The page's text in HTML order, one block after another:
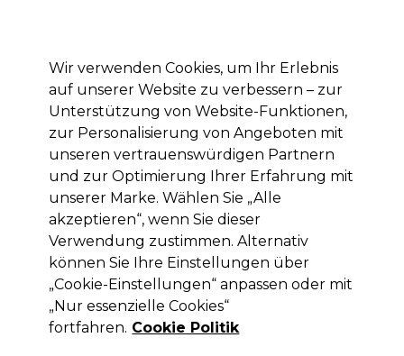
Anmelden
Marken Deals Haare Elektrogeräte Saloneinrichtung
Lieferung und Lieferzeiten
– mehr erfahren
Proxelli
Proxelli Professionnelles Glätteisen
Lana 1"
(1)
51,90 € 74,15 € ohne MwSt.(PROFI-PREIS)
61,76 €inkl. MwSt.)
Wir verwenden Cookies, um Ihr Erlebnis
auf unserer Website zu verbessern – zur
Unterstützung von Website-Funktionen,
zur Personalisierung von Angeboten mit
unseren vertrauenswürdigen Partnern
und zur Optimierung Ihrer Erfahrung mit
unserer Marke. Wählen Sie „Alle
akzeptieren“, wenn Sie dieser
Verwendung zustimmen. Alternativ
können Sie Ihre Einstellungen über
„Cookie-Einstellungen“ anpassen oder mit
„Nur essenzielle Cookies“
fortfahren. Cookie Politik